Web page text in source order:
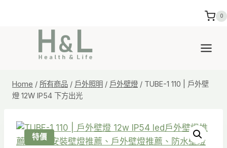
0
Home / 所有商品 / 戶外照明 / 戶外壁燈 / TUBE-1 110 | 戶外壁
燈 12W IP54 下方出光
特價